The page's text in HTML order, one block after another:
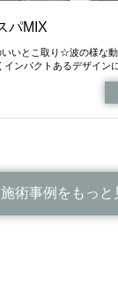
パMIX
いとこ取り☆波の様な
インパクトあるデザイン
施術事例をもっと